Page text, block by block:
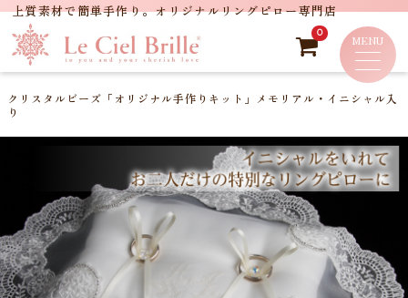
0
クリスタルビーズ「オリジナル手作りキット」メモリアル・イニシャル入
り
レビュー（ 0 ）